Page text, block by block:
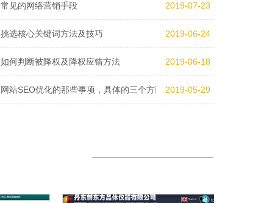
常见的网络营销手段 2019-07-23
挑选核心关键词方法及技巧 2019-06-24
如何判断被降权及降权应错方法 2019-06-18
网站SEO优化的那些事项，具体的三个方面，你了解吗？
2019-05-29